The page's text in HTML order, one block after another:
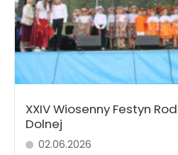
XXIV Wiosenny Festyn
Dolnej
02.06.2026